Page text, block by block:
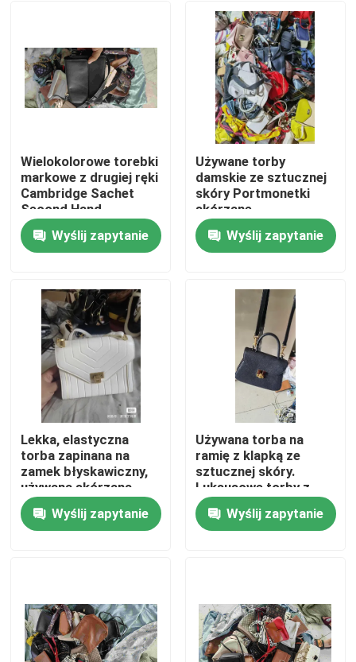
Dom
Produkty
Filmy
O nas
Wycieczka po fabryce
Kontrola jakości
Skontaktuj się z nami
Używana modna odzież
Podstawowa odzież dziecięca
Wielokolorowe torebki
markowe z drugiej ręki
Cambridge Sachet
Second Hand
Wyślij zapytanie
Używane torby
damskie ze sztucznej
skóry Portmonetki
skórzane
Wszechstronność
Wyślij zapytanie
Lekka, elastyczna
torba zapinana na
zamek błyskawiczny,
używana skórzana
torba listonoszka
Wyślij zapytanie
Używana torba na
ramię z klapką ze
sztucznej skóry.
Luksusowe torby z
drugiej ręki
Wyślij zapytanie